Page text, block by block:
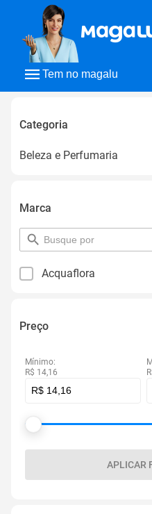
Tem no magalu
Categoria
Beleza e Perfumaria
Marca
pesquisar
por
Acquaflora
Preço
Mínimo:
R$ 14,16
APLICAR